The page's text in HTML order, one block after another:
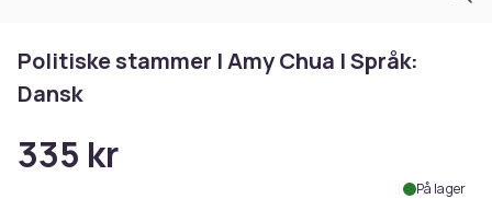
Politiske stammer | Amy Chua | Språk:
Dansk
335 kr
På lager